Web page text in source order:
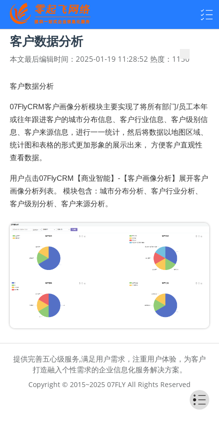
客户数据分析
本文最后编辑时间： 2025-01-19 11:28:52 热度： 1150
客户数据分析
07FlyCRM客户画像分析模块主要实现了将所有部门/员工本年
或往年跟进客户的城市分布信息、客户行业信息、客户级别信
息、客户来源信息，进行一一统计，然后将数据以地图区域、
统计图和表格的形式更加形象的展示出来， 方便客户直观性
查看数据。
用户点击07FlyCRM【商业智能】-【客户画像分析】展开客户
画像分析列表。 模块包含：城市分布分析、客户行业分析、
客户级别分析、客户来源分析。
提供完善五心级服务,满足用户需求，注重用户体验，为客户
打造融入个性需求的企业信息化服务解决方案。
Copyright © 2015~2025 07FLY All Rights Reserved